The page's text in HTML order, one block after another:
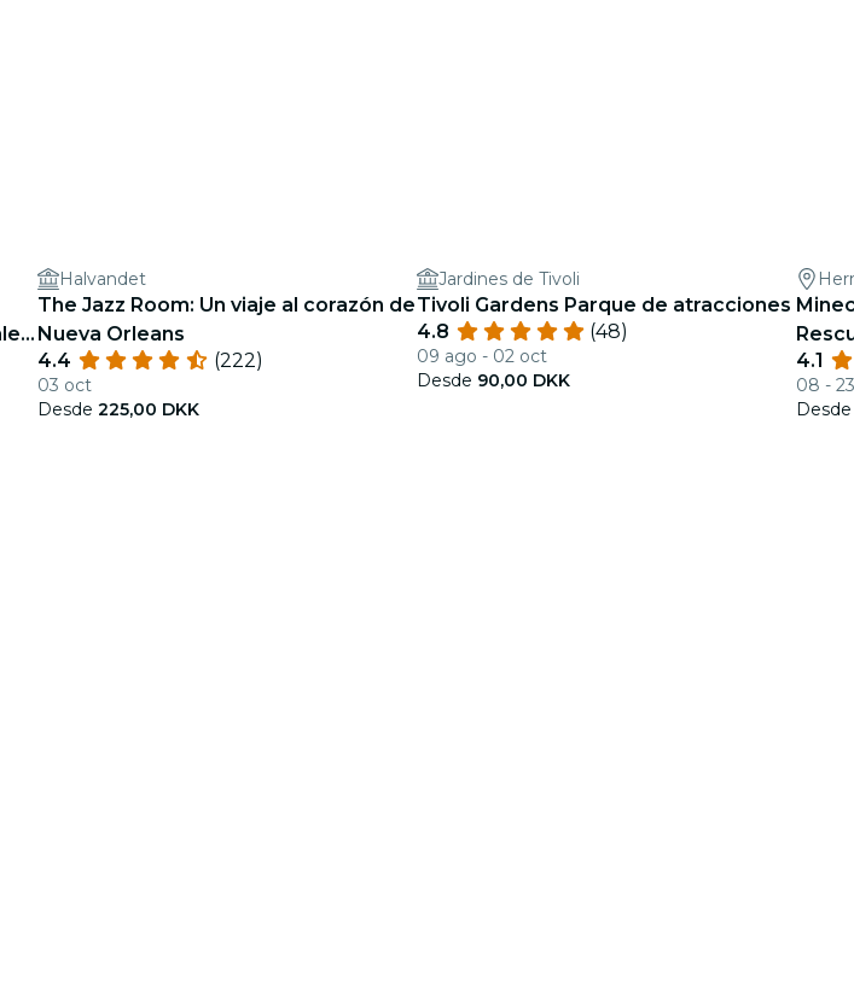
Halvandet
The Jazz Room: Un viaje al corazón de
Nueva Orleans
4.4
(222)
03 oct
Desde 225,00 DKK
Jardines de Tivoli
Tivoli Gardens Parque de atracciones
4.8
(48)
09 ago - 02 oct
Desde 90,00 DKK
4.1
08 -